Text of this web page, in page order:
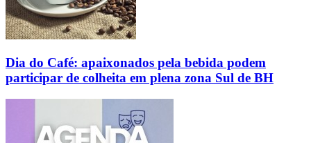
Dia do Café: apaixonados pela bebida podem
participar de colheita em plena zona Sul de BH